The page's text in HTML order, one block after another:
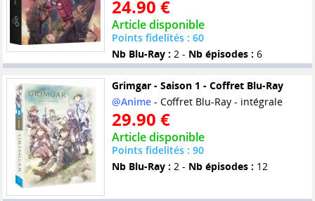
24.90 €
Article disponible
Points fidelités : 60
Nb Blu-Ray : 2 - Nb épisodes : 6
Grimgar - Saison 1 - Coffret Blu-Ray
@Anime- Coffret Blu-Ray - intégrale
29.90 €
Article disponible
Points fidelités : 90
Nb Blu-Ray : 2 - Nb épisodes : 12